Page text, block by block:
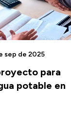
para
potable en
sep de 2025